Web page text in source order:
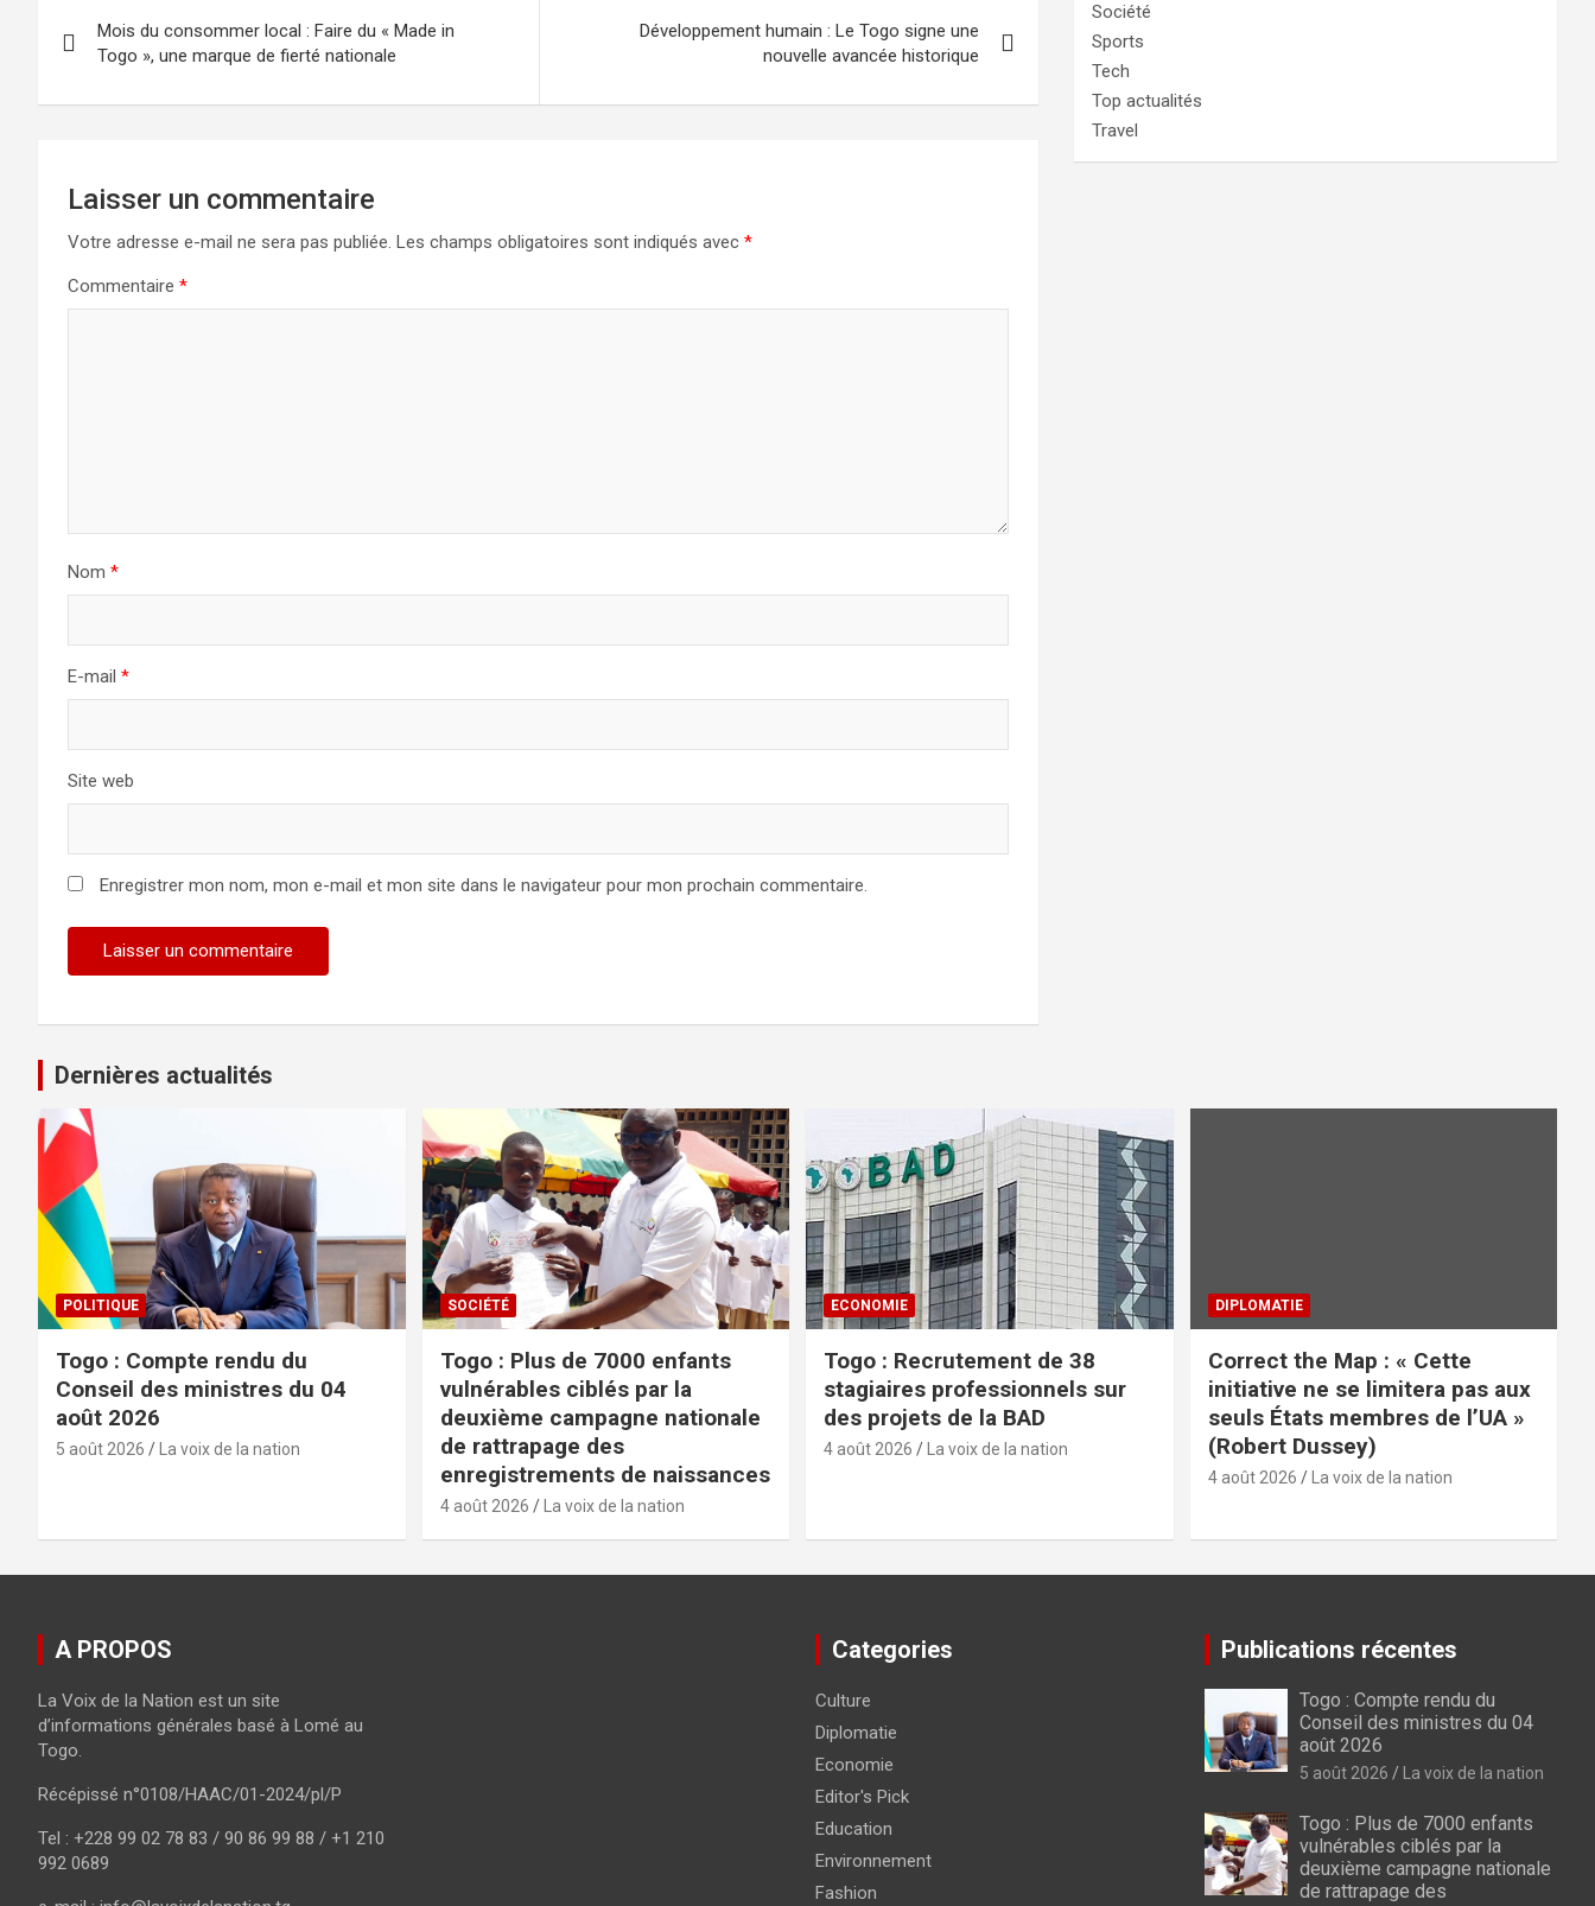
de
l’article
Mois du consommer local : Faire du « Made in
Togo », une marque de fierté nationale
Développement humain : Le Togo signe une
nouvelle avancée historique
Laisser un commentaire
Votre adresse e-mail ne sera pas publiée. Les champs obligatoires sont indiqués avec *
Commentaire *
Nom *
E-mail *
Site web
Enregistrer mon nom, mon e-mail et mon site dans le navigateur pour mon prochain commentaire.
Société
Sports
Tech
Top actualités
Travel
Dernières actualités
POLITIQUE
Togo : Compte rendu du
Conseil des ministres du 04
août 2026
5 août 2026 La voix de la nation
SOCIÉTÉ
Togo : Plus de 7000 enfants
vulnérables ciblés par la
deuxième campagne nationale
de rattrapage des
enregistrements de naissances
4 août 2026 La voix de la nation
ECONOMIE
Togo : Recrutement de 38
stagiaires professionnels sur
des projets de la BAD
4 août 2026 La voix de la nation
DIPLOMATIE
Correct the Map : « Cette
initiative ne se limitera pas aux
seuls États membres de l’UA »
(Robert Dussey)
4 août 2026 La voix de la nation
A PROPOS
La Voix de la Nation est un site
d’informations générales basé à Lomé au
Togo.
Récépissé n°0108/HAAC/01-2024/pl/P
Tel : +228 99 02 78 83 / 90 86 99 88 / +1 210
992 0689
Categories
Culture
Diplomatie
Economie
Editor's Pick
Education
Environnement
Fashion
Publications récentes
Togo : Compte rendu du
Conseil des ministres du 04
août 2026
5 août 2026 La voix de la nation
Togo : Plus de 7000 enfants
vulnérables ciblés par la
deuxième campagne nationale
de rattrapage des